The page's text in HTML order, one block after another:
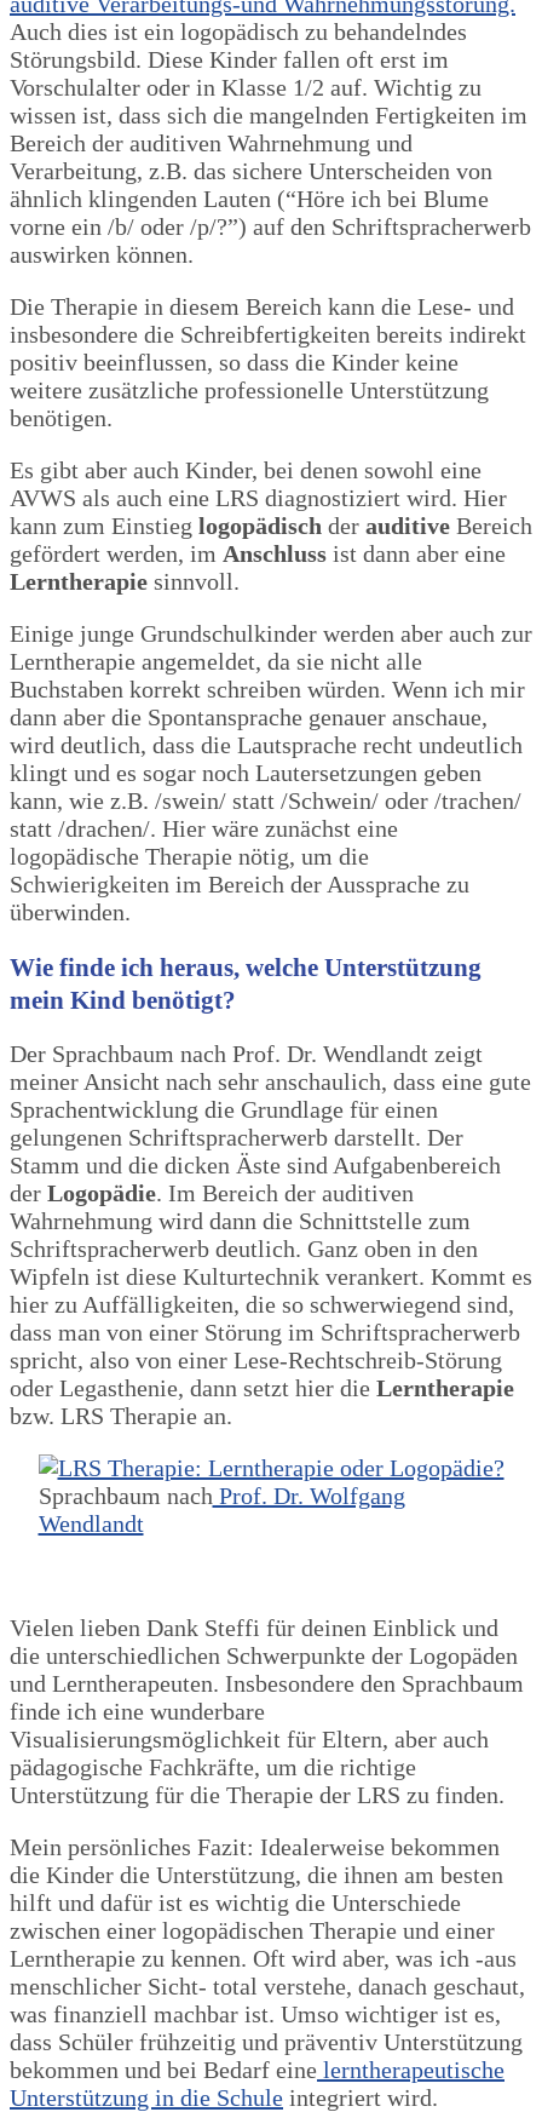
Auch dies ist ein logopädisch zu behandelndes
Störungsbild. Diese Kinder fallen oft erst im
Vorschulalter oder in Klasse 1/2 auf. Wichtig zu
wissen ist, dass sich die mangelnden Fertigkeiten im
Bereich der auditiven Wahrnehmung und
Verarbeitung, z.B. das sichere Unterscheiden von
ähnlich klingenden Lauten (“Höre ich bei Blume
vorne ein /b/ oder /p/?”) auf den Schriftspracherwerb
auswirken können.
Die Therapie in diesem Bereich kann die Lese- und
insbesondere die Schreibfertigkeiten bereits indirekt
positiv beeinflussen, so dass die Kinder keine
weitere zusätzliche professionelle Unterstützung
benötigen.
Es gibt aber auch Kinder, bei denen sowohl eine
AVWS als auch eine LRS diagnostiziert wird. Hier
kann zum Einstieg logopädisch der auditive Bereich
gefördert werden, im Anschluss ist dann aber eine
Lerntherapie sinnvoll.
Einige junge Grundschulkinder werden aber auch zur
Lerntherapie angemeldet, da sie nicht alle
Buchstaben korrekt schreiben würden. Wenn ich mir
dann aber die Spontansprache genauer anschaue,
wird deutlich, dass die Lautsprache recht undeutlich
klingt und es sogar noch Lautersetzungen geben
kann, wie z.B. /swein/ statt /Schwein/ oder /trachen/
statt /drachen/. Hier wäre zunächst eine
logopädische Therapie nötig, um die
Schwierigkeiten im Bereich der Aussprache zu
überwinden.
Wie finde ich heraus, welche Unterstützung
mein Kind benötigt?
Der Sprachbaum nach Prof. Dr. Wendlandt zeigt
meiner Ansicht nach sehr anschaulich, dass eine gute
Sprachentwicklung die Grundlage für einen
gelungenen Schriftspracherwerb darstellt. Der
Stamm und die dicken Äste sind Aufgabenbereich
der Logopädie. Im Bereich der auditiven
Wahrnehmung wird dann die Schnittstelle zum
Schriftspracherwerb deutlich. Ganz oben in den
Wipfeln ist diese Kulturtechnik verankert. Kommt es
hier zu Auffälligkeiten, die so schwerwiegend sind,
dass man von einer Störung im Schriftspracherwerb
spricht, also von einer Lese-Rechtschreib-Störung
oder Legasthenie, dann setzt hier die Lerntherapie
bzw. LRS Therapie an.
Sprachbaum nach Prof. Dr. Wolfgang
Wendlandt
Vielen lieben Dank Steffi für deinen Einblick und
die unterschiedlichen Schwerpunkte der Logopäden
und Lerntherapeuten. Insbesondere den Sprachbaum
finde ich eine wunderbare
Visualisierungsmöglichkeit für Eltern, aber auch
pädagogische Fachkräfte, um die richtige
Unterstützung für die Therapie der LRS zu finden.
Mein persönliches Fazit: Idealerweise bekommen
die Kinder die Unterstützung, die ihnen am besten
hilft und dafür ist es wichtig die Unterschiede
zwischen einer logopädischen Therapie und einer
Lerntherapie zu kennen. Oft wird aber, was ich -aus
menschlicher Sicht- total verstehe, danach geschaut,
was finanziell machbar ist. Umso wichtiger ist es,
dass Schüler frühzeitig und präventiv Unterstützung
bekommen und bei Bedarf eine lerntherapeutische
Unterstützung in die Schule integriert wird.